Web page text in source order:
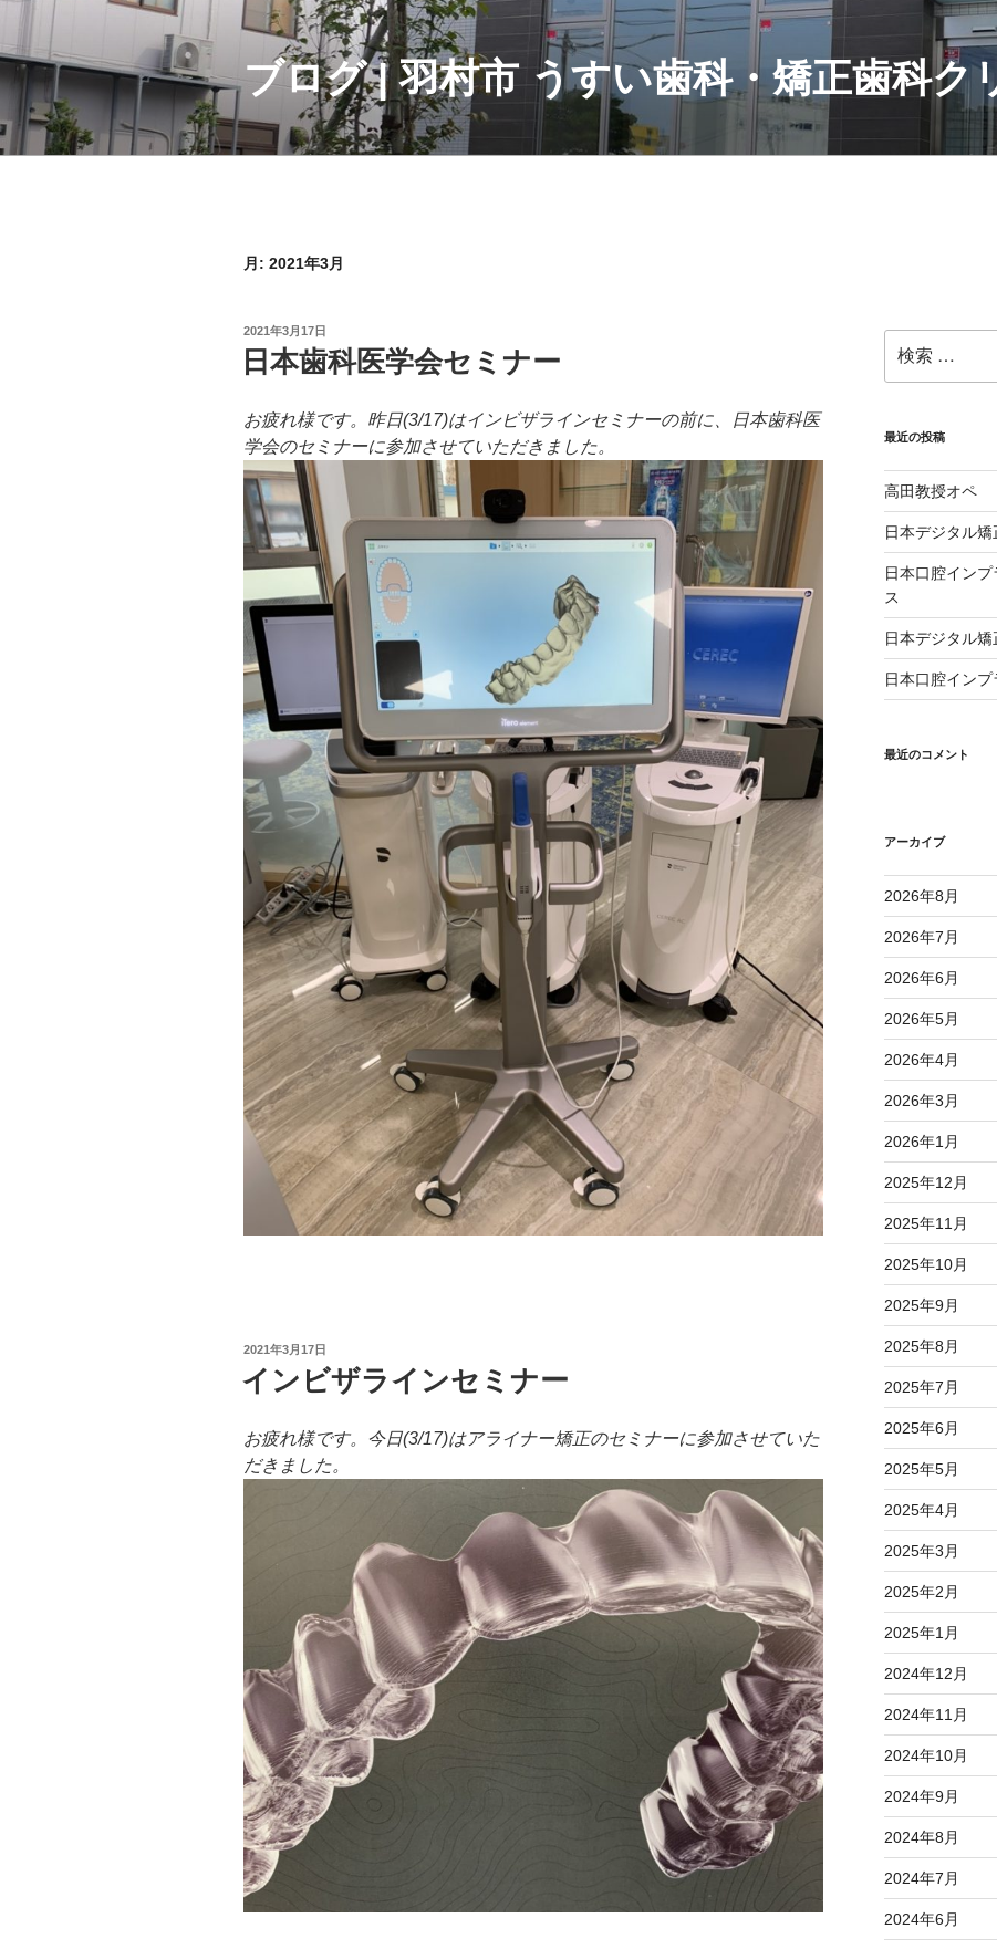
テ
ン
ツ
へ
ブログ | 羽村市 うすい歯科・矯正歯科ク
月: 2021年3月
投
稿
日:
2021年3月17日
日本歯科医学会セミナー
お疲れ様です。昨日(3/17)はインビザラインセミナーの前に、日本歯科医
学会のセミナーに参加させていただきました。
投
日:
2021年3月17日
インビザラインセミナー
お疲れ様です。今日(3/17)はアライナー矯正のセミナーに参加させていた
だきました。
索:
最近の投稿
高田教授オペ
日本デジタル
日本口腔イン
ス
日本デジタル
日本口腔イン
最近のコメント
アーカイブ
2026年8月
2026年7月
2026年6月
2026年5月
2026年4月
2026年3月
2026年1月
2025年12月
2025年11月
2025年10月
2025年9月
2025年8月
2025年7月
2025年6月
2025年5月
2025年4月
2025年3月
2025年2月
2025年1月
2024年12月
2024年11月
2024年10月
2024年9月
2024年8月
2024年7月
2024年6月